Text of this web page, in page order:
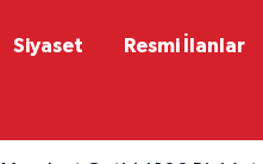
Siyaset Resmi İlanlar